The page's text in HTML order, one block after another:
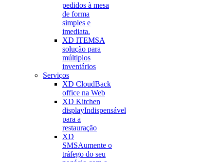
pedidos à mesa
de forma
simples e
imediata.
XD ITEMSA
solução para
múltiplos
inventários
Serviços
XD CloudBack
office na Web
XD Kitchen
displayIndispensável
para a
restauração
XD
SMSAumente o
tráfego do seu